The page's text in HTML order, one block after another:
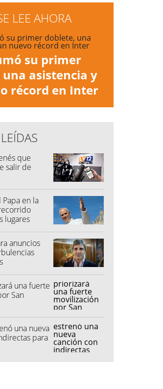
LEE AHORA
su primer
asistencia y
récord en Inter
que
salir de
Papa en la
lugares
anuncios
una fuerte
San
una nueva
para